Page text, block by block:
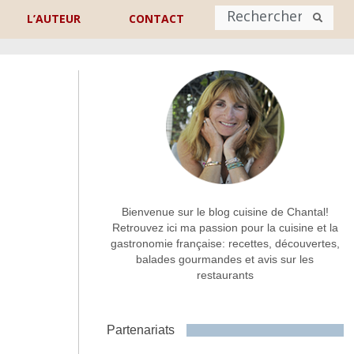
L’AUTEUR CONTACT
Nom
Commentaire ou message *
Bienvenue sur le blog cuisine de Chantal!
Retrouvez ici ma passion pour la cuisine et la
gastronomie française: recettes, découvertes,
balades gourmandes et avis sur les
restaurants
Partenariats